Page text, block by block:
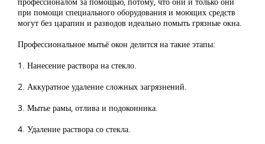
при помощи специального оборудования и моющих средств
могут без царапин и разводов идеально помыть грязные окна.
Профессиональное мытьё окон делится на такие этапы:
1. Нанесение раствора на стекло.
2. Аккуратное удаление сложных загрязнений.
3. Мытье рамы, отлива и подоконника.
4. Удаление раствора со стекла.